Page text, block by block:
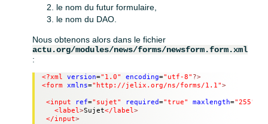
le nom du futur formulaire,
le nom du DAO.
Nous obtenons alors dans le fichier
actu.org/modules/news/forms/newsform.form.xml
:
<?xml version="1.0" encoding="utf-8" ?>
<form xmlns="http://jelix.org/ns/forms/1.1">
<input
ref="sujet" required="true" maxlength="255"
<label>Sujet</label>
</input>